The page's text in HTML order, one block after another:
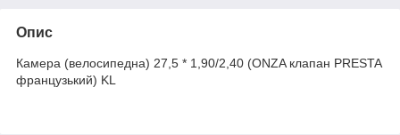
Опис
Камера (велосипедна) 27,5 * 1,90/2,40 (ONZA клапан PRESTA
французький) KL